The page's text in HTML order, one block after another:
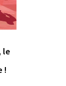
le
!